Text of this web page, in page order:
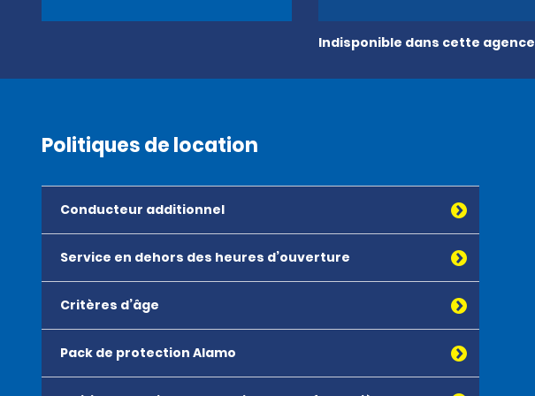
Indisponible dans cette agence
Politiques de location
Conducteur additionnel
Service en dehors des heures d’ouverture
Critères d’âge
Pack de protection Alamo